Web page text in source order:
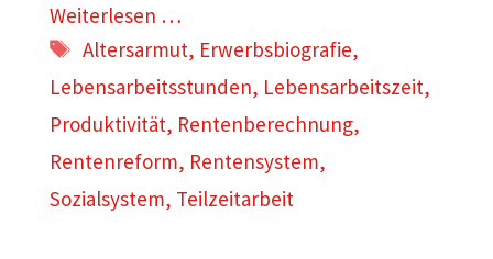
Weiterlesen …
Schlagwörter
Altersarmut, Erwerbsbiografie,
Lebensarbeitsstunden, Lebensarbeitszeit,
Produktivität, Rentenberechnung,
Rentenreform, Rentensystem,
Sozialsystem, Teilzeitarbeit